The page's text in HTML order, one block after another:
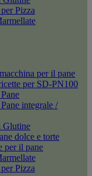
Pizza
per il pane
per SD-PN100
integrale /
Glutine
dolce e torte
per il pane
Pizza